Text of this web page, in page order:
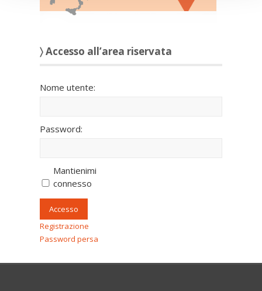
〉 Accesso all’area riservata
Nome utente:
Password:
Mantienimi
connesso
Accesso
Registrazione
Password persa